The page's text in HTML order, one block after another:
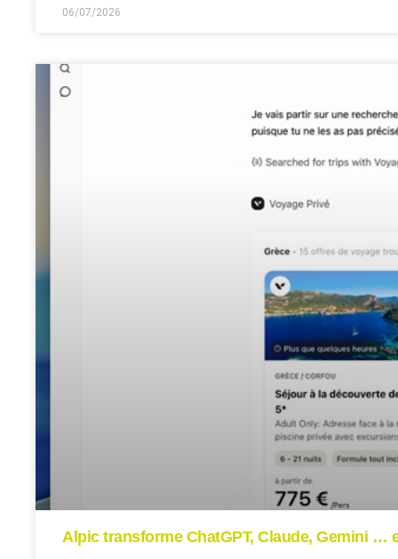
06/07/2026
Alpic transforme ChatGPT, Claude, Gemini …